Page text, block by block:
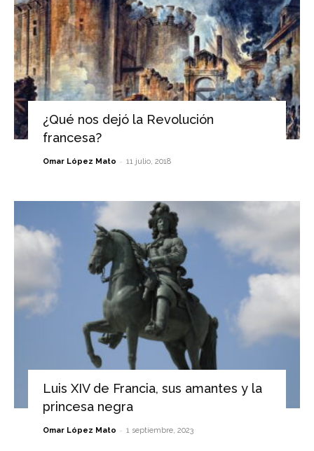
¿Qué nos dejó la Revolución
francesa?
Omar López Mato - 11 julio, 2018
Luis XIV de Francia, sus amantes y la
princesa negra
Omar López Mato - 1 septiembre, 2023